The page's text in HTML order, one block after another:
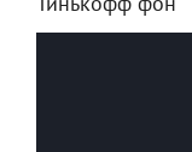
Тинькофф фон